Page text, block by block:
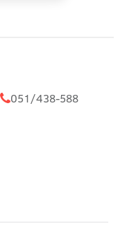
051/438-588